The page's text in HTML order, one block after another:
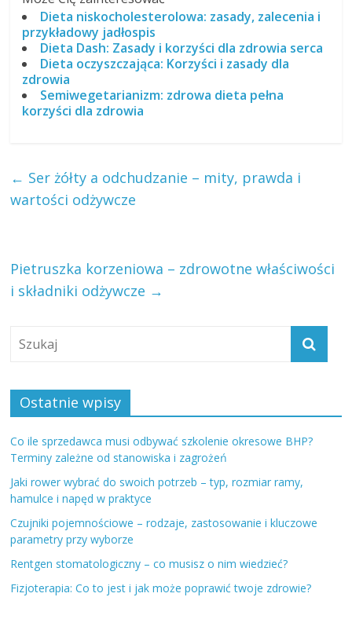
Dieta niskocholesterolowa: zasady, zalecenia i
przykładowy jadłospis
Dieta Dash: Zasady i korzyści dla zdrowia serca
Dieta oczyszczająca: Korzyści i zasady dla
zdrowia
Semiwegetarianizm: zdrowa dieta pełna
korzyści dla zdrowia
← Ser żółty a odchudzanie – mity, prawda i
wartości odżywcze
Pietruszka korzeniowa – zdrowotne właściwości
i składniki odżywcze →
Ostatnie wpisy
Co ile sprzedawca musi odbywać szkolenie okresowe BHP?
Terminy zależne od stanowiska i zagrożeń
Jaki rower wybrać do swoich potrzeb – typ, rozmiar ramy,
hamulce i napęd w praktyce
Czujniki pojemnościowe – rodzaje, zastosowanie i kluczowe
parametry przy wyborze
Rentgen stomatologiczny – co musisz o nim wiedzieć?
Fizjoterapia: Co to jest i jak może poprawić twoje zdrowie?